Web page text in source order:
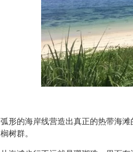
弧形的海岸线营造出真正的热带海
榈树群。